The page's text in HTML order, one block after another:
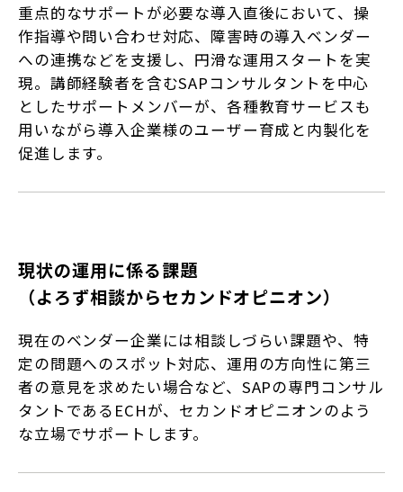
重点的なサポートが必要な導入直後において、操
作指導や問い合わせ対応、障害時の導入ベンダー
への連携などを支援し、円滑な運用スタートを実
現。講師経験者を含むSAPコンサルタントを中心
としたサポートメンバーが、各種教育サービスも
用いながら導入企業様のユーザー育成と内製化を
促進します。
現状の運用に係る課題
（よろず相談からセカンドオピニオン）
現在のベンダー企業には相談しづらい課題や、特
定の問題へのスポット対応、運用の方向性に第三
者の意見を求めたい場合など、SAPの専門コンサル
タントであるECHが、セカンドオピニオンのよう
な立場でサポートします。